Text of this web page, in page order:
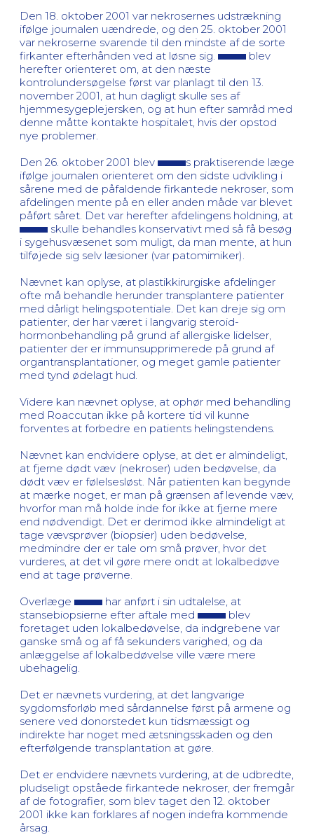
Den 18. oktober 2001 var nekrosernes udstrækning
ifølge journalen uændrede, og den 25. oktober 2001
var nekroserne svarende til den mindste af de sorte
firkanter efterhånden ved at løsne sig.
blev
herefter orienteret om, at den næste
kontrolundersøgelse først var planlagt til den 13.
november 2001, at hun dagligt skulle ses af
hjemmesygeplejersken, og at hun efter samråd med
denne måtte kontakte hospitalet, hvis der opstod
nye problemer.
Den 26. oktober 2001 blev
s praktiserende læge
ifølge journalen orienteret om den sidste udvikling i
sårene med de påfaldende firkantede nekroser, som
afdelingen mente på en eller anden måde var blevet
påført såret. Det var herefter afdelingens holdning, at
skulle behandles konservativt med så få besøg
i sygehusvæsenet som muligt, da man mente, at hun
tilføjede sig selv læsioner (var patomimiker).
Nævnet kan oplyse, at plastikkirurgiske afdelinger
ofte må behandle herunder transplantere patienter
med dårligt helingspotentiale. Det kan dreje sig om
patienter, der har været i langvarig steroid-
hormonbehandling på grund af allergiske lidelser,
patienter der er immunsupprimerede på grund af
organtransplantationer, og meget gamle patienter
med tynd ødelagt hud.
Videre kan nævnet oplyse, at ophør med behandling
med Roaccutan ikke på kortere tid vil kunne
forventes at forbedre en patients helingstendens.
Nævnet kan endvidere oplyse, at det er almindeligt,
at fjerne dødt væv (nekroser) uden bedøvelse, da
dødt væv er følelsesløst. Når patienten kan begynde
at mærke noget, er man på grænsen af levende væv,
hvorfor man må holde inde for ikke at fjerne mere
end nødvendigt. Det er derimod ikke almindeligt at
tage vævsprøver (biopsier) uden bedøvelse,
medmindre der er tale om små prøver, hvor det
vurderes, at det vil gøre mere ondt at lokalbedøve
end at tage prøverne.
Overlæge
har anført i sin udtalelse, at
stansebiopsierne efter aftale med
blev
foretaget uden lokalbedøvelse, da indgrebene var
ganske små og af få sekunders varighed, og da
anlæggelse af lokalbedøvelse ville være mere
ubehagelig.
Det er nævnets vurdering, at det langvarige
sygdomsforløb med sårdannelse først på armene og
senere ved donorstedet kun tidsmæssigt og
indirekte har noget med ætsningsskaden og den
efterfølgende transplantation at gøre.
Det er endvidere nævnets vurdering, at de udbredte,
pludseligt opståede firkantede nekroser, der fremgår
af de fotografier, som blev taget den 12. oktober
2001 ikke kan forklares af nogen indefra kommende
årsag.